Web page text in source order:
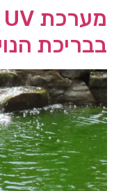
בבריכת